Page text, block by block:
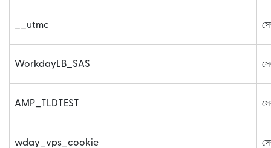
__utmc
WorkdayLB_SAS
AMP_TLDTEST
wday_vps_cookie